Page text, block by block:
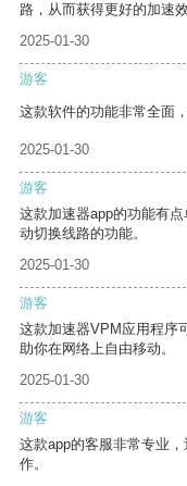
路，从而获得更好的加速效
2025-01-30
游客
这款软件的功能非常全面
2025-01-30
游客
这款加速器app的功能有
动切换线路的功能。
2025-01-30
游客
这款加速器VPM应用程序
助你在网络上自由移动。
2025-01-30
游客
这款app的客服非常专业
作。